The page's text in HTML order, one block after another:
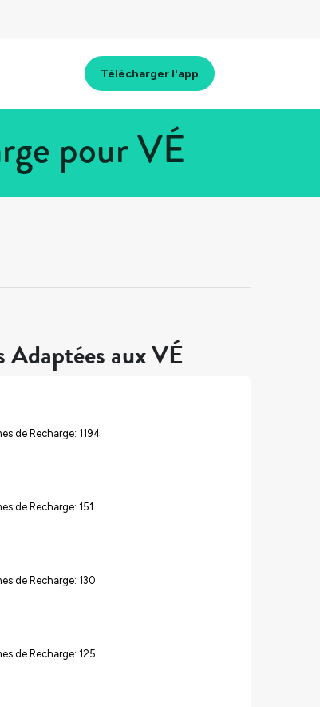
Télécharger l'app
pour VÉ
aux VÉ
de Recharge: 1194
de Recharge: 151
de Recharge: 130
de Recharge: 125